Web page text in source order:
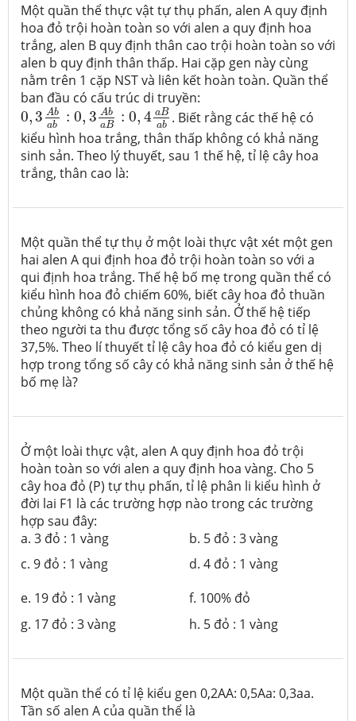
Một quần thể thực vật tự thụ phấn, alen A quy định
hoa đỏ trội hoàn toàn so với alen a quy định hoa
trắng, alen B quy định thân cao trội hoàn toàn so với
alen b quy định thân thấp. Hai cặp gen này cùng
nằm trên 1 cặp NST và liên kết hoàn toàn. Quần thể
ban đầu có cấu trúc di truyền:
0,3 Ab
ab : 0, 3 Ab
aB : 0, 4 aB
ab
0,3Aba b:0,3AbaB :0,4aBab
. Biết rằng các thế hệ có
kiểu hình hoa trắng, thân thấp không có khả năng
sinh sản. Theo lý thuyết, sau 1 thế hệ, tỉ lệ cây hoa
trắng, thân cao là:
Một quần thể tự thụ ở một loài thực vật xét một gen
hai alen A qui định hoa đỏ trội hoàn toàn so với a
qui định hoa trắng. Thế hệ bố mẹ trong quần thể có
kiểu hình hoa đỏ chiếm 60%, biết cây hoa đỏ thuần
chủng không có khả năng sinh sản. Ở thế hệ tiếp
theo người ta thu được tổng số cây hoa đỏ có tỉ lệ
37,5%. Theo lí thuyết tỉ lệ cây hoa đỏ có kiểu gen dị
hợp trong tổng số cây có khả năng sinh sản ở thế hệ
bố mẹ là?
Ở một loài thực vật, alen A quy định hoa đỏ trội
hoàn toàn so với alen a quy định hoa vàng. Cho 5
cây hoa đỏ (P) tự thụ phấn, tỉ lệ phân li kiểu hình ở
đời lai F1 là các trường hợp nào trong các trường
hợp sau đây:
a. 3 đỏ : 1 vàng
b. 5 đỏ : 3 vàng
c. 9 đỏ : 1 vàng
d. 4 đỏ : 1 vàng
e. 19 đỏ : 1 vàng
f. 100% đỏ
g. 17 đỏ : 3 vàng
h. 5 đỏ : 1 vàng
Một quần thể có tỉ lệ kiểu gen 0,2AA: 0,5Aa: 0,3aa.
Tần số alen A của quần thể là